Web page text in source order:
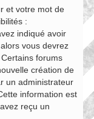
et votre mot de
:
indiqué avoir
vous devrez
forums
création de
un administrateur
information est
reçu un